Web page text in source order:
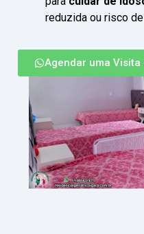
reduzida ou risco
Agendar uma Visita